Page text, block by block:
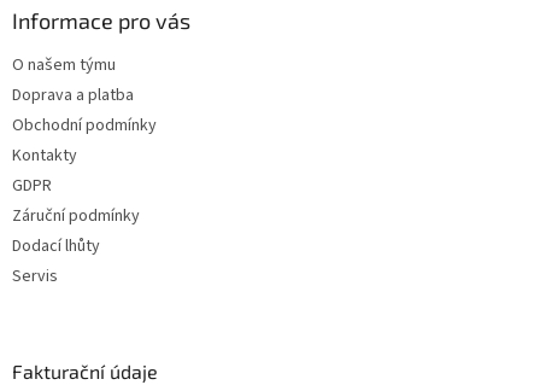
Informace pro vás
O našem týmu
Doprava a platba
Obchodní podmínky
Kontakty
GDPR
Záruční podmínky
Dodací lhůty
Servis
Fakturační údaje